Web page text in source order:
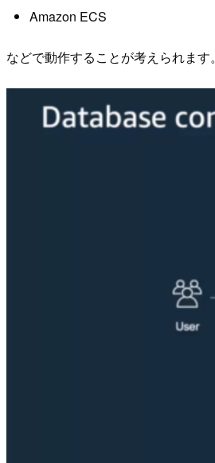
Amazon ECS
などで動作することが考えられます。